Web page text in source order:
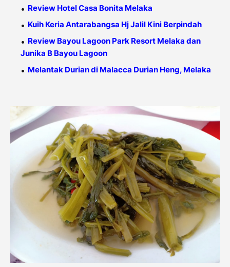
Review Hotel Casa Bonita Melaka
Kuih Keria Antarabangsa Hj Jalil Kini Berpindah
Review Bayou Lagoon Park Resort Melaka dan
Junika B Bayou Lagoon
Melantak Durian di Malacca Durian Heng, Melaka